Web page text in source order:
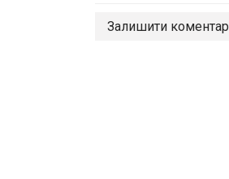
Залишити коментар